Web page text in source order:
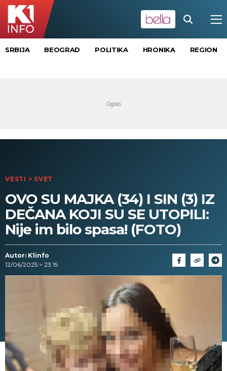
SRBIJA BEOGRAD POLITIKA HRONIKA REGION
VESTI > SVET
OVO SU MAJKA (34) I SIN (3) IZ
DEČANA KOJI SU SE UTOPILI:
Nije im bilo spasa! (FOTO)
Autor: K1info
12/06/2025 > 23:15